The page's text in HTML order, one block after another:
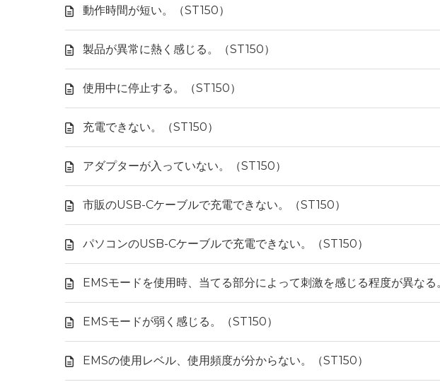
動作時間が短い。（ST150）
製品が異常に熱く感じる。（ST150）
使用中に停止する。（ST150）
充電できない。（ST150）
アダプターが入っていない。（ST150）
市販のUSB-Cケーブルで充電できない。（ST150）
パソコンのUSB-Cケーブルで充電できない。（ST150）
EMSモードを使用時、当てる部分によって刺激を感じる程度が異なる
EMSモードが弱く感じる。（ST150）
EMSの使用レベル、使用頻度が分からない。（ST150）